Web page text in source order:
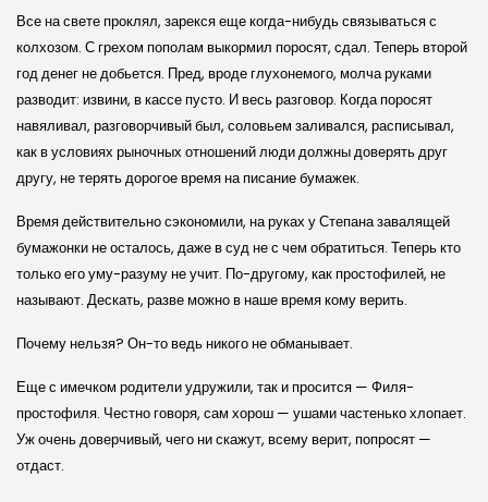
Все на свете проклял, зарекся еще когда-нибудь связываться с
колхозом. С грехом пополам выкормил поросят, сдал. Теперь второй
год денег не добьется. Пред, вроде глухонемого, молча руками
разводит: извини, в кассе пусто. И весь разговор. Когда поросят
навяливал, разговорчивый был, соловьем заливался, расписывал,
как в условиях рыночных отношений люди должны доверять друг
другу, не терять дорогое время на писание бумажек.
Время действительно сэкономили, на руках у Степана завалящей
бумажонки не осталось, даже в суд не с чем обратиться. Теперь кто
только его уму-разуму не учит. По-другому, как простофилей, не
называют. Дескать, разве можно в наше время кому верить.
Почему нельзя? Он-то ведь никого не обманывает.
Еще с имечком родители удружили, так и просится — Филя-
простофиля. Честно говоря, сам хорош — ушами частенько хлопает.
Уж очень доверчивый, чего ни скажут, всему верит, попросят —
отдаст.